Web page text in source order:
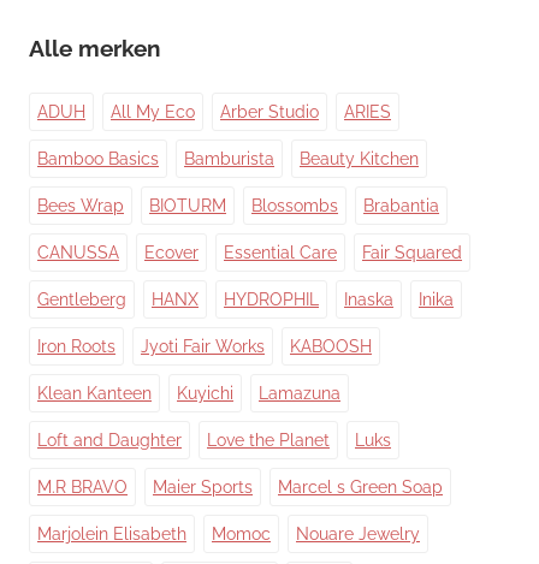
Alle merken
ADUH All My Eco Arber Studio ARIES
Bamboo Basics Bamburista Beauty Kitchen
Bees Wrap BIOTURM Blossombs Brabantia
CANUSSA Ecover Essential Care Fair Squared
Gentleberg HANX HYDROPHIL Inaska Inika
Iron Roots Jyoti Fair Works KABOOSH
Klean Kanteen Kuyichi Lamazuna
Loft and Daughter Love the Planet Luks
M.R BRAVO Maier Sports Marcel s Green Soap
Marjolein Elisabeth Momoc Nouare Jewelry